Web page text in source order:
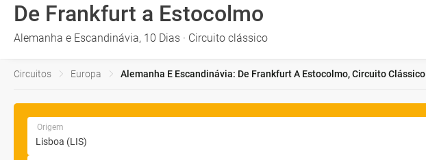
De Frankfurt a Estocolmo
Alemanha e Escandinávia, 10 Dias · Circuito clássico
Circuitos Europa Alemanha E Escandinávia: De Frankfurt A Estocolmo, Circuito Clássico
Origem